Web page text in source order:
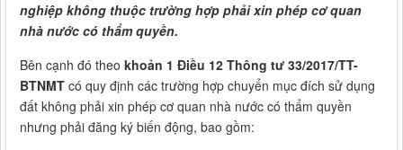
nghiệp không thuộc trường hợp phải xin phép cơ quan
nhà nước có thẩm quyền.
Bên cạnh đó theo khoản 1 Điều 12 Thông tư 33/2017/TT-
BTNMT có quy định các trường hợp chuyển mục đích sử dụng
đất không phải xin phép cơ quan nhà nước có thẩm quyền
nhưng phải đăng ký biến động, bao gồm: